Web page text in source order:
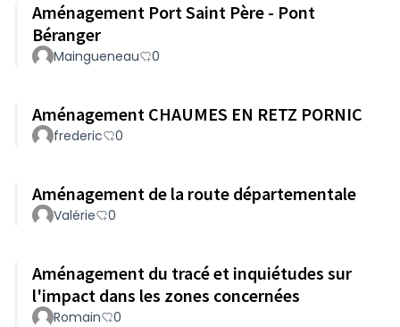
Aménagement Port Saint Père - Pont
Béranger
Maingueneau 0
Aménagement CHAUMES EN RETZ PORNIC
frederic 0
Aménagement de la route départementale
Valérie 0
Aménagement du tracé et inquiétudes sur
l'impact dans les zones concernées
Romain 0